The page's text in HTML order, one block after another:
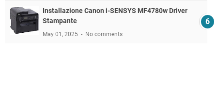
Installazione Canon i-SENSYS MF4780w Driver
Stampante
May 01, 2025 No comments